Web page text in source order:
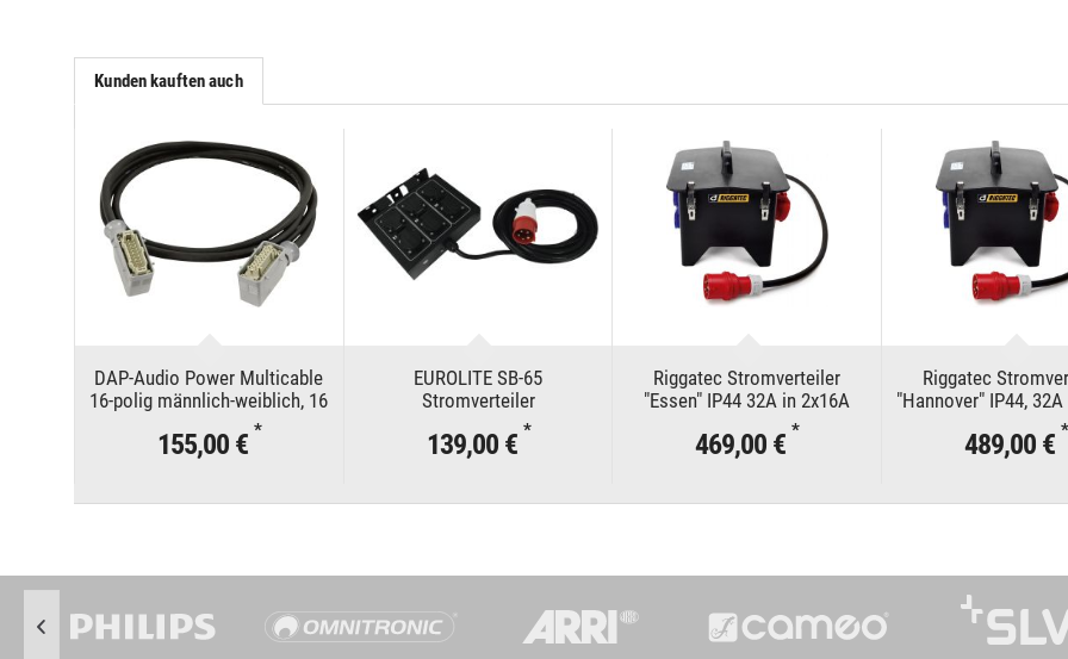
Kunden kauften auch
DAP-Audio Power Multicable
16-polig männlich-weiblich, 16
x 1,5 mm², 10 m
155,00 € *
EUROLITE SB-65
Stromverteiler
139,00 € *
Riggatec Stromverteiler
"Essen" IP44 32A in 2x16A
1x32A CEE 4xSK
469,00 € *
Riggatec
"Hannover" IP44,
489,00 € *